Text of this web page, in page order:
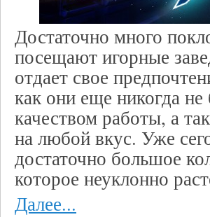
Достаточно много
посещают игорные
отдает свое
как они еще никогда
качеством работы, а
на любой вкус. Уже
достаточно большое
которое неуклонно
Далее...